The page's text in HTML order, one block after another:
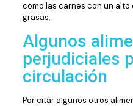
como las carnes con un
grasas.
Algunos
perjudiciales
circulación
Por citar algunos otros